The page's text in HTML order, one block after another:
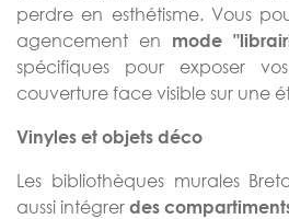
perdre en esthétisme. Vous
agencement en
mode
spécifiques pour exposer
couverture face visible sur une
Vinyles et objets déco
Les bibliothèques murales
aussi intégrer des